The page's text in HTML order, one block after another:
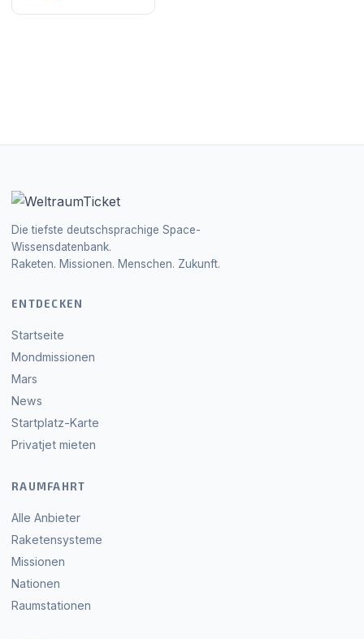
Die tiefste deutschsprachige Space-
Wissensdatenbank.
Raketen. Missionen. Menschen. Zukunft.
ENTDECKEN
Startseite
Mondmissionen
Mars
News
Startplatz-Karte
Privatjet mieten
RAUMFAHRT
Alle Anbieter
Raketensysteme
Missionen
Nationen
Raumstationen